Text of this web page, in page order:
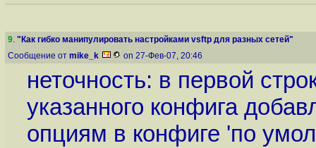
9. "Как гибко манипулировать настройками vsftp для разных сетей"
Сообщение от mike_k on 27-Фев-07, 20:46
неточность: в первой
указанного конфига
опциям в конфиге 'по